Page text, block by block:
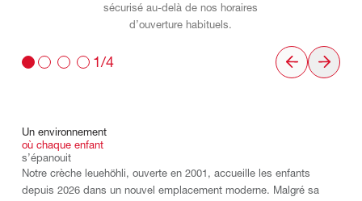
sécurisé au-delà de nos horaires
d’ouverture habituels.
1/4
Un environnement
où chaque enfant
s’épanouit
Notre crèche leuehöhli, ouverte en 2001, accueille les enfants
depuis 2026 dans un nouvel emplacement moderne. Malgré sa